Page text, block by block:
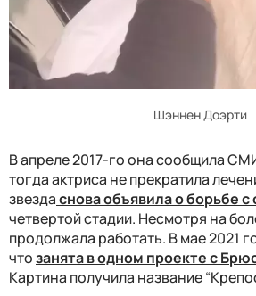
Шэннен Доэрти
В апреле 2017-го она сообщила
тогда актриса не прекратила
звездаснова объявила о борьбе с
четвертой стадии. Несмотря на
продолжала работать. В мае 2021
чтозанята в одном проекте с
Картина получила название